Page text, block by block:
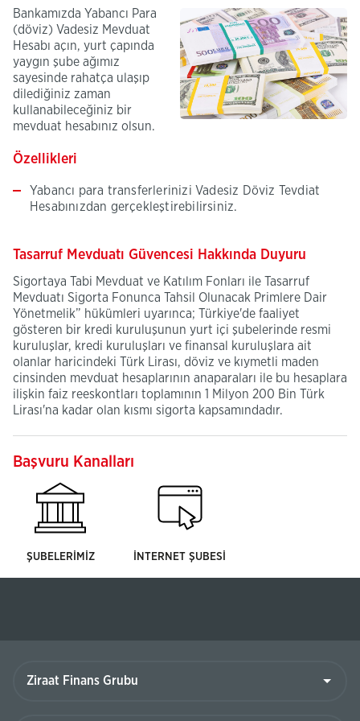
Bankamızda Yabancı Para
(döviz) Vadesiz Mevduat
Hesabı açın, yurt çapında
yaygın şube ağımız
sayesinde rahatça ulaşıp
dilediğiniz zaman
kullanabileceğiniz bir
mevduat hesabınız olsun.
Özellikleri
Yabancı para transferlerinizi Vadesiz Döviz Tevdiat
Hesabınızdan gerçekleştirebilirsiniz.
​Tasarruf Mevduatı Güvencesi Hakkında Duyuru
Sigortaya Tabi Mevduat ve Katılım Fonları ile Tasarruf
Mevduatı Sigorta Fonunca Tahsil Olunacak Primlere Dair
Yönetmelik” hükümleri uyarınca; Türkiye'de faaliyet
gösteren bir kredi kuruluşunun yurt içi şubelerinde resmi
kuruluşlar, kredi kuruluşları ve finansal kuruluşlara ait
olanlar haricindeki Türk Lirası, döviz ve kıymetli maden
cinsinden mevduat hesaplarının anaparaları ile bu hesaplara
ilişkin faiz reeskontları toplamının 1 Milyon 200 Bin Türk
Lirası'na kadar olan kısmı sigorta kapsamındadır.
Başvuru Kanalları
ŞUBELERİMİZ İNTERNET ŞUBESİ
Grubu